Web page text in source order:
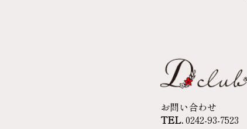
お問い合わせ
TEL.0242-93-7523